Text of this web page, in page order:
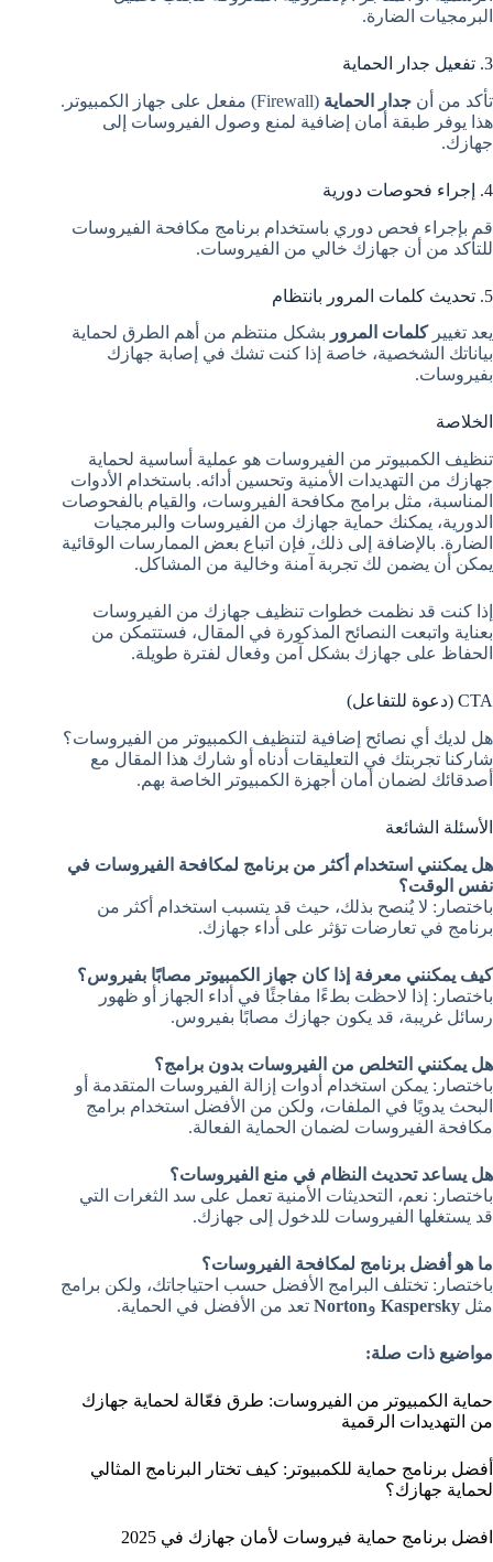
البرمجيات الضارة.
3. تفعيل جدار الحماية
تأكد من أن جدار الحماية
(Firewall) مفعل على جهاز الكمبيوتر.
هذا يوفر طبقة أمان إضافية لمنع وصول الفيروسات إلى
جهازك.
4. إجراء فحوصات دورية
قم بإجراء فحص دوري باستخدام برنامج مكافحة الفيروسات
للتأكد من أن جهازك خالي من الفيروسات.
5. تحديث كلمات المرور بانتظام
يعد تغييركلمات المرور بشكل منتظم من أهم الطرق لحماية
بياناتك الشخصية، خاصة إذا كنت تشك في إصابة جهازك
بفيروسات.
الخلاصة
تنظيف الكمبيوتر من الفيروسات هو عملية أساسية لحماية
جهازك من التهديدات الأمنية وتحسين أدائه. باستخدام الأدوات
المناسبة، مثل برامج مكافحة الفيروسات، والقيام بالفحوصات
الدورية، يمكنك حماية جهازك من الفيروسات والبرمجيات
الضارة. بالإضافة إلى ذلك، فإن اتباع بعض الممارسات الوقائية
يمكن أن يضمن لك تجربة آمنة وخالية من المشاكل.
إذا كنت قد نظمت خطوات تنظيف جهازك من الفيروسات
بعناية واتبعت النصائح المذكورة في المقال، فستتمكن من
الحفاظ على جهازك بشكل آمن وفعال لفترة طويلة.
CTA (دعوة للتفاعل)
هل لديك أي نصائح إضافية لتنظيف الكمبيوتر من الفيروسات؟
شاركنا تجربتك في التعليقات أدناه أو شارك هذا المقال مع
أصدقائك لضمان أمان أجهزة الكمبيوتر الخاصة بهم.
الأسئلة الشائعة
هل يمكنني استخدام أكثر من برنامج لمكافحة الفيروسات في
نفس الوقت؟
باختصار: لا يُنصح بذلك، حيث قد يتسبب استخدام أكثر من
برنامج في تعارضات تؤثر على أداء جهازك.
كيف يمكنني معرفة إذا كان جهاز الكمبيوتر مصابًا بفيروس؟
باختصار: إذا لاحظت بطءًا مفاجئًا في أداء الجهاز أو ظهور
رسائل غريبة، قد يكون جهازك مصابًا بفيروس.
هل يمكنني التخلص من الفيروسات بدون برامج؟
باختصار: يمكن استخدام أدوات إزالة الفيروسات المتقدمة أو
البحث يدويًا في الملفات، ولكن من الأفضل استخدام برامج
مكافحة الفيروسات لضمان الحماية الفعالة.
هل يساعد تحديث النظام في منع الفيروسات؟
باختصار: نعم، التحديثات الأمنية تعمل على سد الثغرات التي
قد يستغلها الفيروسات للدخول إلى جهازك.
ما هو أفضل برنامج لمكافحة الفيروسات؟
باختصار: تختلف البرامج الأفضل حسب احتياجاتك، ولكن برامج
مثل Kaspersky وNorton تعد من الأفضل في الحماية.
مواضيع ذات صلة:
حماية الكمبيوتر من الفيروسات: طرق فعّالة لحماية جهازك
من التهديدات الرقمية
أفضل برنامج حماية للكمبيوتر: كيف تختار البرنامج المثالي
لحماية جهازك؟
افضل برنامج حماية فيروسات لأمان جهازك في 2025